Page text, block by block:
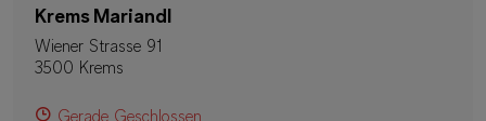
Krems Mariandl
Wiener Strasse 91
3500 Krems